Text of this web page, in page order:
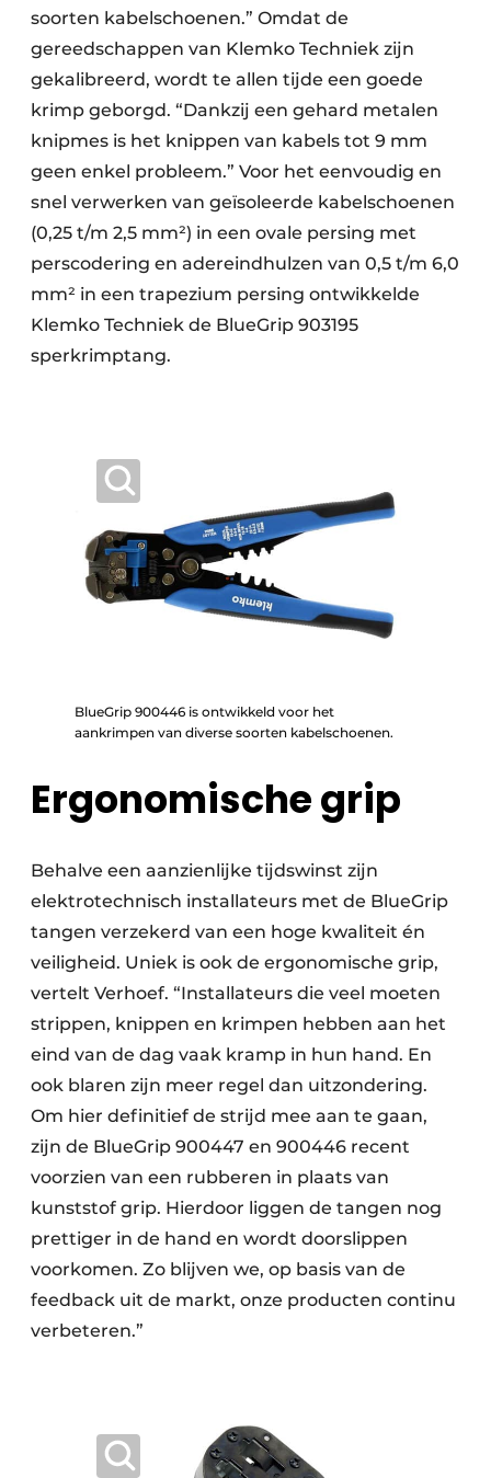
soorten kabelschoenen.” Omdat de
gereedschappen van Klemko Techniek zijn
gekalibreerd, wordt te allen tijde een goede
krimp geborgd. “Dankzij een gehard metalen
knipmes is het knippen van kabels tot 9 mm
geen enkel probleem.” Voor het eenvoudig en
snel verwerken van geïsoleerde kabelschoenen
(0,25 t/m 2,5 mm²) in een ovale persing met
perscodering en adereindhulzen van 0,5 t/m 6,0
mm² in een trapezium persing ontwikkelde
Klemko Techniek de BlueGrip 903195
sperkrimptang.
BlueGrip 900446 is ontwikkeld voor het
aankrimpen van diverse soorten kabelschoenen.
Ergonomische grip
Behalve een aanzienlijke tijdswinst zijn
elektrotechnisch installateurs met de BlueGrip
tangen verzekerd van een hoge kwaliteit én
veiligheid. Uniek is ook de ergonomische grip,
vertelt Verhoef. “Installateurs die veel moeten
strippen, knippen en krimpen hebben aan het
eind van de dag vaak kramp in hun hand. En
ook blaren zijn meer regel dan uitzondering.
Om hier definitief de strijd mee aan te gaan,
zijn de BlueGrip 900447 en 900446 recent
voorzien van een rubberen in plaats van
kunststof grip. Hierdoor liggen de tangen nog
prettiger in de hand en wordt doorslippen
voorkomen. Zo blijven we, op basis van de
feedback uit de markt, onze producten continu
verbeteren.”